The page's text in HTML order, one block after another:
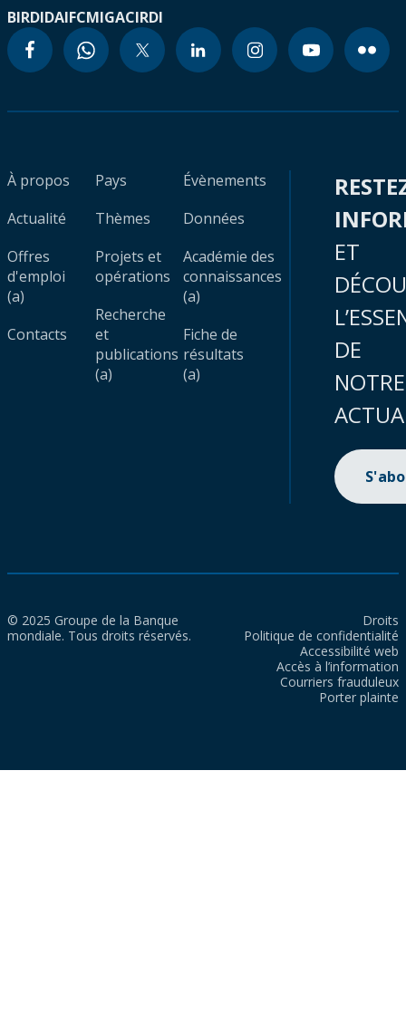
BIRDIDAIFCMIGACIRDI
À propos
Actualité
Offres
d'emploi
(a)
Contacts
Pays
Thèmes
Projets et
opérations
Recherche
et
publications
(a)
Évènements
Données
Académie des
connaissances
(a)
Fiche de
résultats
(a)
ET
DE
NOTRE
© 2025 Groupe de la Banque
mondiale. Tous droits réservés.
Droits
Politique de confidentialité
Accessibilité web
Accès à l’information
Courriers frauduleux
Porter plainte